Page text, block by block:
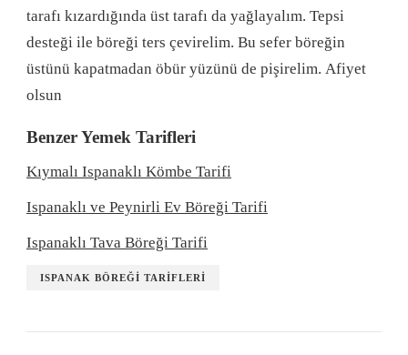
tarafı kızardığında üst tarafı da yağlayalım. Tepsi
desteği ile böreği ters çevirelim. Bu sefer böreğin
üstünü kapatmadan öbür yüzünü de pişirelim. Afiyet
olsun
Benzer Yemek Tarifleri
Kıymalı Ispanaklı Kömbe Tarifi
Ispanaklı ve Peynirli Ev Böreği Tarifi
Ispanaklı Tava Böreği Tarifi
ISPANAK BÖREĞI TARIFLERI